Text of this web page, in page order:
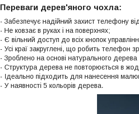
Переваги дерев'яного чохла:
- Забезпечує надійний захист телефону
- Не ковзає в руках і на поверхнях;
- Є вільний доступ до всіх кнопок
- Усі краї закруглені, що робить телефон
- Зроблено на основі натурального дерева
- Структура дерева не повторюється в
- Ідеально підходить для нанесення
- У наявності 5 кольорів дерева.